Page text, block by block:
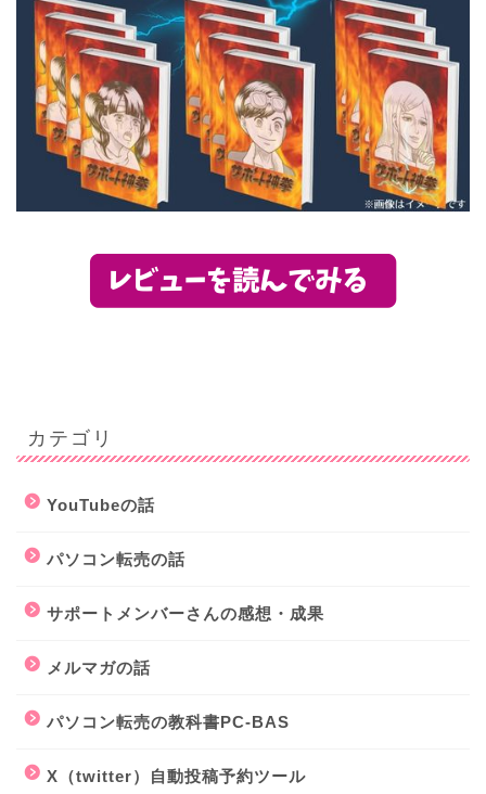
カテゴリ
YouTubeの話
パソコン転売の話
サポートメンバーさんの感想・成果
メルマガの話
パソコン転売の教科書PC-BAS
X（twitter）自動投稿予約ツール